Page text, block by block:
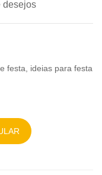
desejos
festa
ideias para festa